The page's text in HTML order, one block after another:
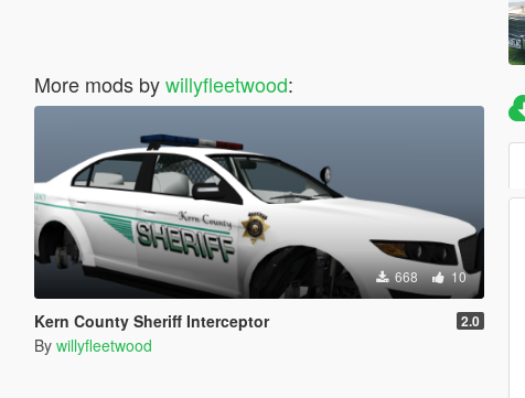
More mods bywillyfleetwood:
668 10
Kern County Sheriff Interceptor 2.0
By willyfleetwood